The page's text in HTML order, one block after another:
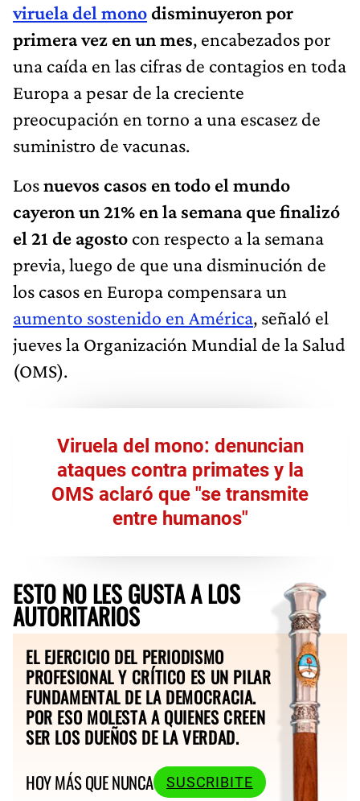
viruela del monodisminuyeron por
primera vez en un mes, encabezados por
una caída en las cifras de contagios en toda
Europa a pesar de la creciente
preocupación en torno a una escasez de
suministro de vacunas.
Losnuevos casos en todo el mundo
cayeron un 21% en la semana que finalizó
el 21 de agosto con respecto a la semana
previa, luego de que una disminución de
los casos en Europa compensara un
aumento sostenido en América, señaló el
jueves la Organización Mundial de la Salud
(OMS).
Viruela del mono: denuncian
ataques contra primates y la
OMS aclaró que "se transmite
entre humanos"
ESTO NO LES GUSTA A LOS
AUTORITARIOS
EL EJERCICIO DEL PERIODISMO
PROFESIONAL Y CRÍTICO ES UN PILAR
FUNDAMENTAL DE LA DEMOCRACIA.
POR ESO MOLESTA A QUIENES CREEN
SER LOS DUEÑOS DE LA VERDAD.
HOY MÁS QUE NUNCA
SUSCRIBITE